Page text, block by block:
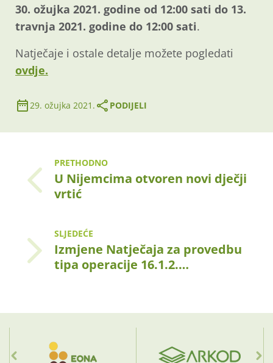
30. ožujka 2021. godine od 12:00 sati do 13.
travnja 2021. godine do 12:00 sati.
Natječaje i ostale detalje možete pogledati
ovdje.
29. ožujka 2021. PODIJELI
PRETHODNO
U Nijemcima otvoren novi dječji
vrtić
SLJEDEĆE
Izmjene Natječaja za provedbu
tipa operacije 16.1.2.…